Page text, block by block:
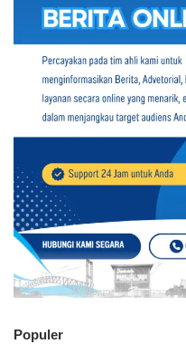
Populer